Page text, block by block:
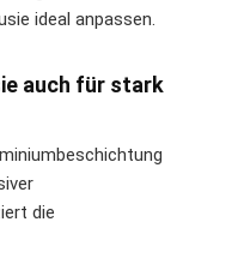
ideal anpassen.
auch für stark
die